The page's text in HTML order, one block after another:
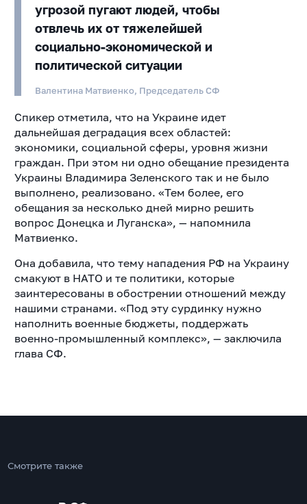
угрозой пугают людей, чтобы
отвлечь их от тяжелейшей
социально-экономической и
политической ситуации
Валентина Матвиенко, Председатель СФ
Спикер отметила, что на Украине идет
дальнейшая деградация всех областей:
экономики, социальной сферы, уровня жизни
граждан. При этом ни одно обещание президента
Украины Владимира Зеленского так и не было
выполнено, реализовано. «Тем более, его
обещания за несколько дней мирно решить
вопрос Донецка и Луганска», — напомнила
Матвиенко.
Она добавила, что тему нападения РФ на Украину
смакуют в НАТО и те политики, которые
заинтересованы в обострении отношений между
нашими странами. «Под эту сурдинку нужно
наполнить военные бюджеты, поддержать
военно-промышленный комплекс», — заключила
глава СФ.
Смотрите также